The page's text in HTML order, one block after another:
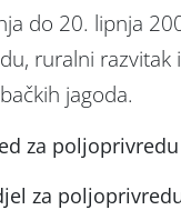
do 20. lipnja
ruralni razvitak
jagoda.
za
za